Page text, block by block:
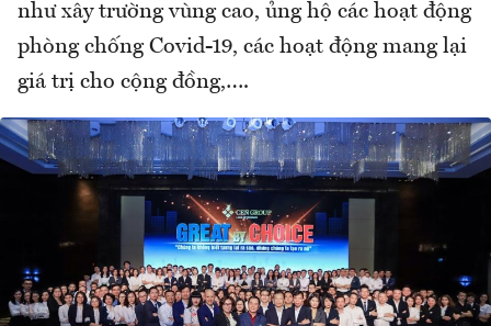
như xây trường vùng cao, ủng hộ các hoạt động
phòng chống Covid-19, các hoạt động mang lại
giá trị cho cộng đồng,….